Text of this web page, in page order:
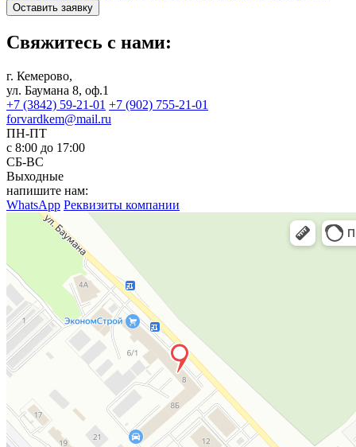
Оставить заявку
Свяжитесь с нами:
г. Кемерово,
ул. Баумана 8, оф.1
+7 (3842) 59-21-01 +7 (902) 755-21-01
forvardkem@mail.ru
ПН-ПТ
с 8:00 до 17:00
СБ-ВС
Выходные
напишите нам:
WhatsApp Реквизиты компании